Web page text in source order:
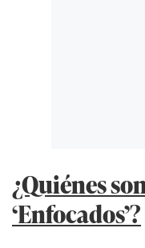
¿Quiénes
‘Enfocados’?